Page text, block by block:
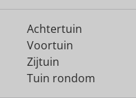
Achtertuin
Voortuin
Zijtuin
Tuin rondom